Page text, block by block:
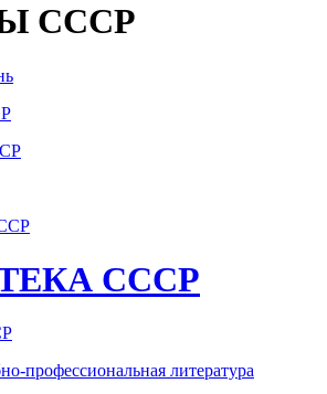
СССР
СССР
профессиональная литература